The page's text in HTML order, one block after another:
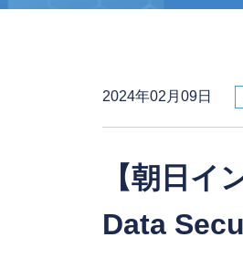
2024年02月09日
【朝日
Data